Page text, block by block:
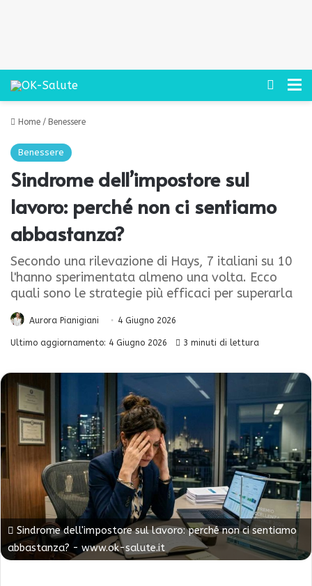
Cerca
Home / Benessere
Benessere
Sindrome dell’impostore sul
lavoro: perché non ci sentiamo
abbastanza?
Secondo una rilevazione di Hays, 7 italiani su 10
l'hanno sperimentata almeno una volta. Ecco
quali sono le strategie più efficaci per superarla
Aurora Pianigiani 4 Giugno 2026
Ultimo aggiornamento: 4 Giugno 2026 3 minuti di lettura
Sindrome dell'impostore sul lavoro: perché non ci sentiamo
abbastanza? - www.ok-salute.it